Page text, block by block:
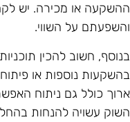
או מכירה. יש
על השווי.
חשוב להכין
נוספות או
כולל גם ניתוח
עשויה להנחות